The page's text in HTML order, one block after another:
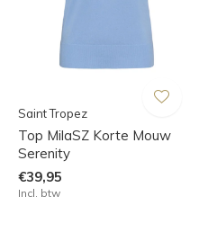
Saint Tropez
Top MilaSZ Korte Mouw
Serenity
€39,95
Incl. btw